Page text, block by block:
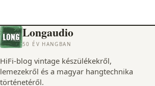
Longaudio
50 ÉV HANGBAN
HiFi-blog vintage készülékekről,
lemezekről és a magyar hangtechnika
történetéről.